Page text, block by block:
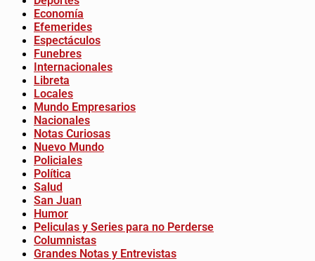
Economía
Efemerides
Espectáculos
Funebres
Internacionales
Libreta
Locales
Mundo Empresarios
Nacionales
Notas Curiosas
Nuevo Mundo
Policiales
Política
Salud
San Juan
Humor
Peliculas y Series para no Perderse
Columnistas
Grandes Notas y Entrevistas